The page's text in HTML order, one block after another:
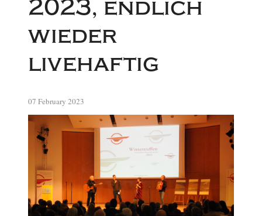
2023, endlich
wieder
livehaftig
07 February 2023